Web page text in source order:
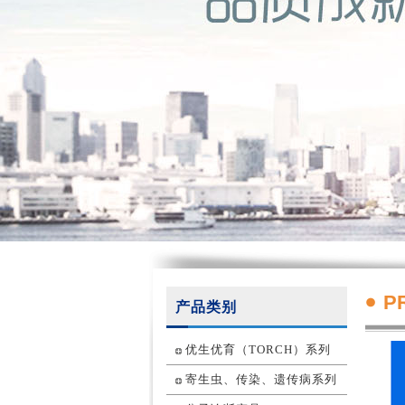
产品类别
优生优育（TORCH）系列
寄生虫、传染、遗传病系列